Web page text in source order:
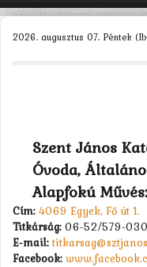
2026. augusztus 07. Péntek
Szent János
Óvoda,
Alapfokú
Cím: 4069 Egyek, Fő út 1.
Titkárság: 06-52/579-030
E-mail:
Facebook:
KEZDŐLAP
MUNKATÁRSAK >
TANULÓK >
PÁLYÁZATOK >
KAPCSOLAT